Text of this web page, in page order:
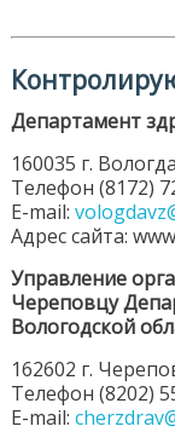
Департамент
160035 г.
Телефон (8172)
E-mail:
Адрес сайта:
Управление
Череповцу
Вологодской
162602 г.
Телефон (8202)
E-mail: